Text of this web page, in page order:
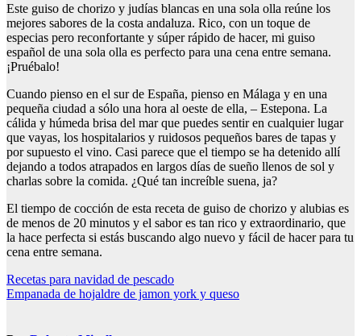
Este guiso de chorizo y judías blancas en una sola olla reúne los
mejores sabores de la costa andaluza. Rico, con un toque de
especias pero reconfortante y súper rápido de hacer, mi guiso
español de una sola olla es perfecto para una cena entre semana.
¡Pruébalo!
Cuando pienso en el sur de España, pienso en Málaga y en una
pequeña ciudad a sólo una hora al oeste de ella, – Estepona. La
cálida y húmeda brisa del mar que puedes sentir en cualquier lugar
que vayas, los hospitalarios y ruidosos pequeños bares de tapas y
por supuesto el vino. Casi parece que el tiempo se ha detenido allí
dejando a todos atrapados en largos días de sueño llenos de sol y
charlas sobre la comida. ¿Qué tan increíble suena, ja?
El tiempo de cocción de esta receta de guiso de chorizo y alubias es
de menos de 20 minutos y el sabor es tan rico y extraordinario, que
la hace perfecta si estás buscando algo nuevo y fácil de hacer para tu
cena entre semana.
Navegación
de
Recetas para navidad de pescado
Empanada de hojaldre de jamon york y queso